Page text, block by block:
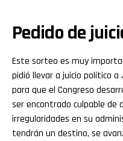
Pedido de
Este sorteo es muy
pidió llevar a juicio político a
para que el Congreso
ser encontrado culpable
irregularidades en su
tendrán un destino, se